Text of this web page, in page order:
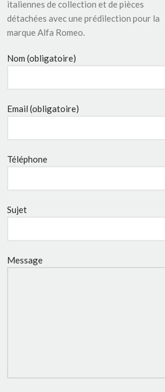
italiennes de collection et de pièces
détachées avec une prédilection pour la
marque Alfa Romeo.
Nom (obligatoire)
Email (obligatoire)
Téléphone
Sujet
Message